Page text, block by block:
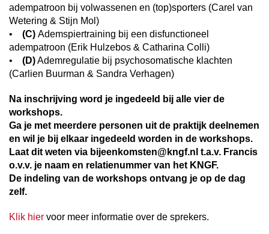
adempatroon bij volwassenen en (top)sporters (Carel van
Wetering & Stijn Mol)
• (C) Ademspiertraining bij een disfunctioneel
adempatroon (Erik Hulzebos & Catharina Colli)
• (D)Ademregulatie bij psychosomatische klachten
(Carlien Buurman & Sandra Verhagen)
Na inschrijving word je ingedeeld bij alle vier de
workshops.
Ga je met meerdere personen uit de praktijk deelnemen
en wil je bij elkaar ingedeeld worden in de workshops.
Laat dit weten via bijeenkomsten@kngf.nl t.a.v. Francis
o.v.v. je naam en relatienummer van het KNGF.
De indeling van de workshops ontvang je op de dag
zelf.
Klik hier voor meer informatie over de sprekers.